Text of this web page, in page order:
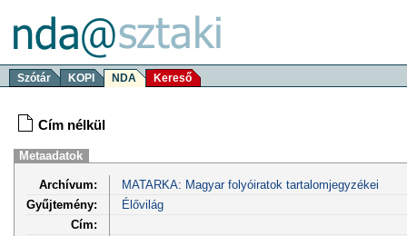
Szótár KOPI NDA Kereső
Cím nélkül
Metaadatok
Archívum:
MATARKA: Magyar folyóiratok tartalomjegyzékei
Gyűjtemény:
Élővilág
Cím: